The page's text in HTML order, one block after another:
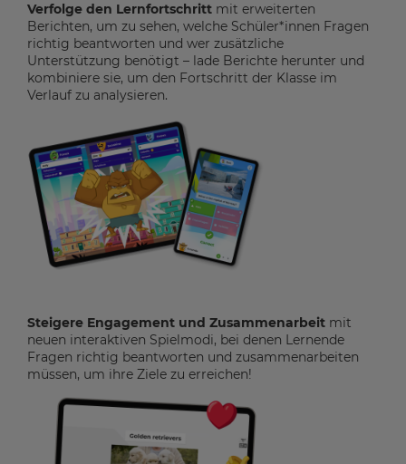
Verfolge den Lernfortschritt mit erweiterten
Berichten, um zu sehen, welche Schüler*innen Fragen
richtig beantworten und wer zusätzliche
Unterstützung benötigt – lade Berichte herunter und
kombiniere sie, um den Fortschritt der Klasse im
Verlauf zu analysieren.
Steigere Engagement und Zusammenarbeit mit
neuen interaktiven Spielmodi, bei denen Lernende
Fragen richtig beantworten und zusammenarbeiten
müssen, um ihre Ziele zu erreichen!